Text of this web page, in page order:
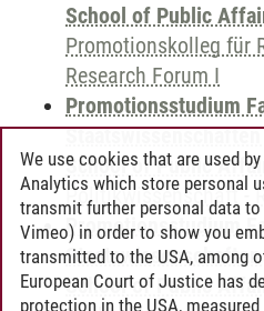
School of Public
Promotionskolleg für
Research Forum I
Promotionsstudium
School of Public
Politikwissenschaft-
Promotionsstudium
School of Public
We use cookies that are used
Analytics which store personal
transmit further personal data to
Vimeo) in order to show you
transmitted to the USA, among
European Court of Justice has
protection in the USA,